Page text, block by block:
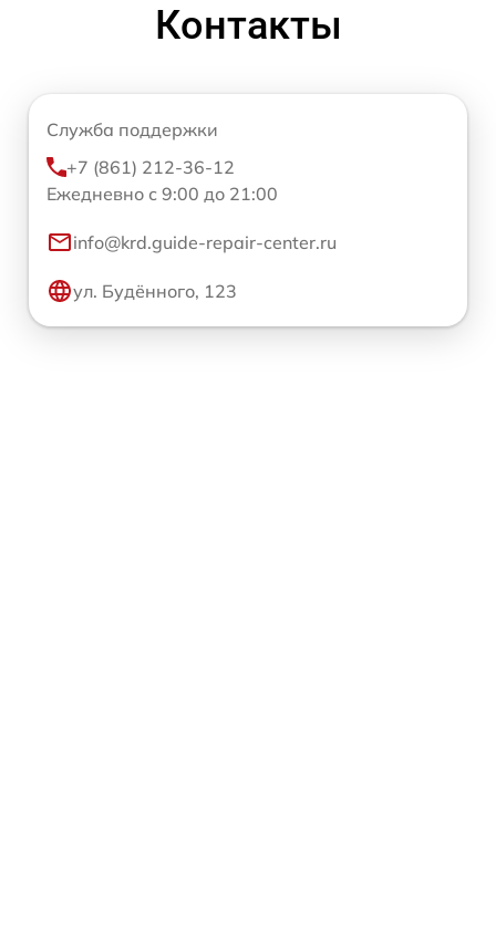
Контакты
Служба поддержки
+7 (861) 212-36-12
Ежедневно с 9:00 до 21:00
info@krd.guide-repair-center.ru
ул. Будённого, 123